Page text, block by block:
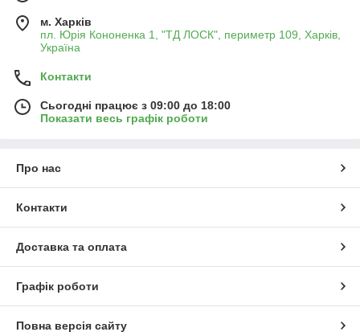
м. Харків
пл. Юрія Кононенка 1, "ТД ЛОСК", периметр 109, Харків,
Україна
Контакти
Сьогодні працює з 09:00 до 18:00
Показати весь графік роботи
Про нас
Контакти
Доставка та оплата
Графік роботи
Повна версія сайту